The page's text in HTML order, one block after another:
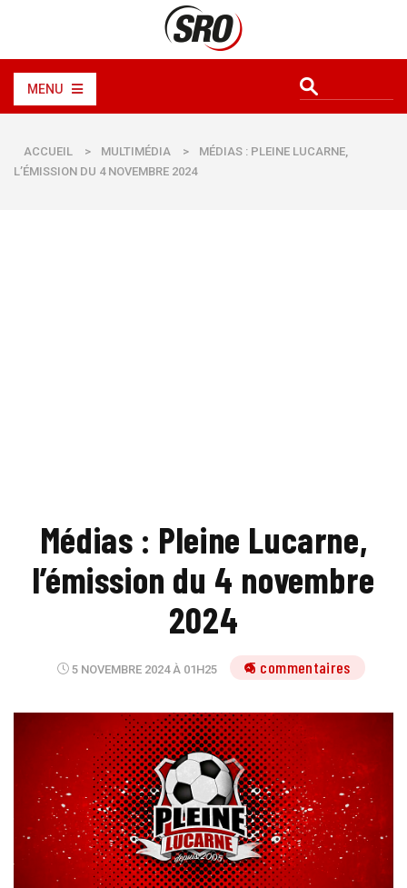
MENU
ACCUEIL > MULTIMÉDIA >
MÉDIAS : PLEINE LUCARNE,
L’ÉMISSION DU 4 NOVEMBRE 2024
Médias : Pleine Lucarne,
l’émission du 4 novembre
2024
5 NOVEMBRE 2024 À 01H25 5 commentaires